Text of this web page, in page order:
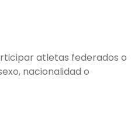
atletas federados o
nacionalidad o